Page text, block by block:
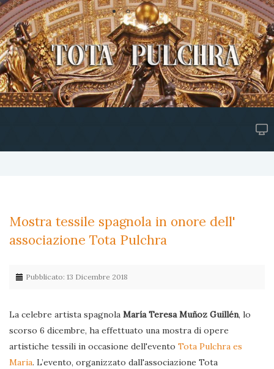
Mostra tessile spagnola in onore dell'
associazione Tota Pulchra
Pubblicato: 13 Dicembre 2018
La celebre artista spagnola María Teresa Muñoz Guillén, lo
scorso 6 dicembre, ha effettuato una mostra di opere
artistiche tessili in occasione dell'evento Tota Pulchra es
Maria. L’evento, organizzato dall'associazione Tota